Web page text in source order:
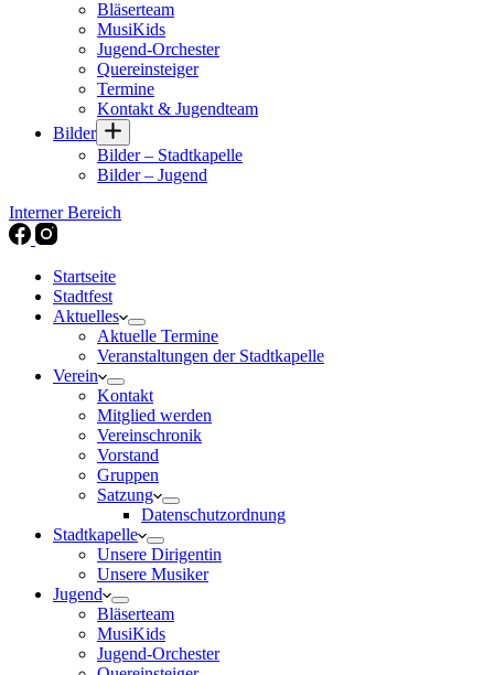
Bläserteam
MusiKids
Jugend-Orchester
Quereinsteiger
Termine
Kontakt & Jugendteam
Bilder
Bilder – Stadtkapelle
Bilder – Jugend
Interner Bereich
Startseite
Stadtfest
Aktuelles
Aktuelle Termine
Veranstaltungen der Stadtkapelle
Verein
Kontakt
Mitglied werden
Vereinschronik
Vorstand
Gruppen
Satzung
Datenschutzordnung
Stadtkapelle
Unsere Dirigentin
Unsere Musiker
Jugend
Bläserteam
MusiKids
Jugend-Orchester